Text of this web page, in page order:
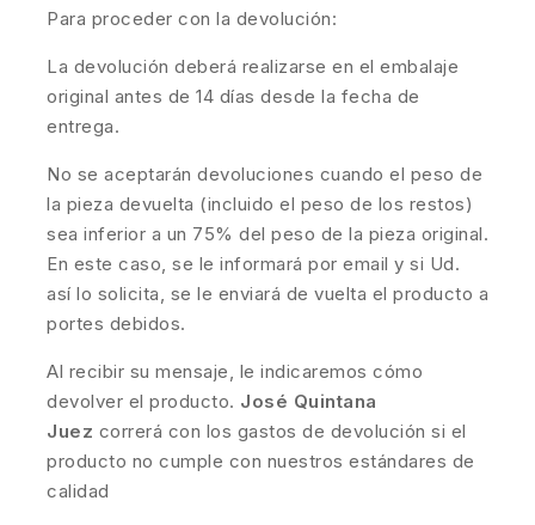
Para proceder con la devolución:
La devolución deberá realizarse en el embalaje
original antes de 14 días desde la fecha de
entrega.
No se aceptarán devoluciones cuando el peso de
la pieza devuelta (incluido el peso de los restos)
sea inferior a un 75% del peso de la pieza original.
En este caso, se le informará por email y si Ud.
así lo solicita, se le enviará de vuelta el producto a
portes debidos.
Al recibir su mensaje, le indicaremos cómo
devolver el producto. José Quintana
Juez correrá con los gastos de devolución si el
producto no cumple con nuestros estándares de
calidad